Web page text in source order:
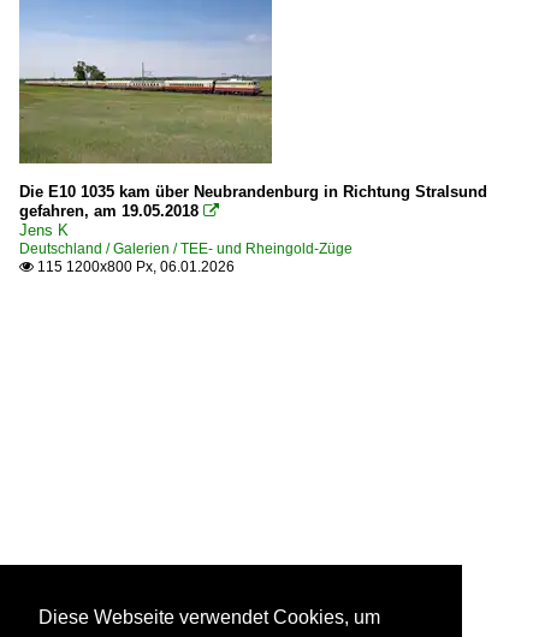
Die E10 1035 kam über Neubrandenburg in Richtung Stralsund
gefahren, am 19.05.2018 
Jens K
Deutschland / Galerien / TEE- und Rheingold-Züge
 115 1200x800 Px, 06.01.2026
Diese Webseite verwendet Cookies, um